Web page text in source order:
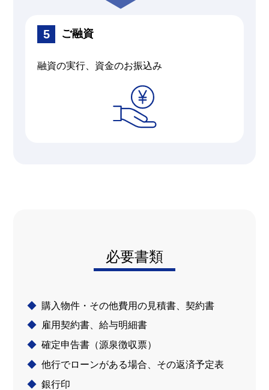
ご融資
融資の実行、資金のお振込み
必要書類
購入物件・その他費用の見積書、契約書
雇用契約書、給与明細書
確定申告書（源泉徴収票）
他行でローンがある場合、その返済予定表
銀行印